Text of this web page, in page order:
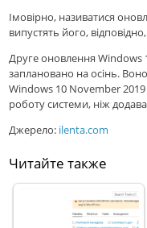
Імовірно, називатися
випустять його,
Друге оновлення Windows
заплановано на осінь.
Windows 10 November
роботу системи, ніж
Джерело: ilenta.com
Читайте также